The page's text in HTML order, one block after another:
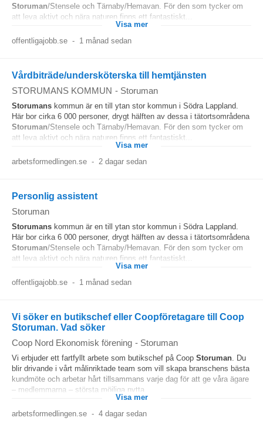
Storuman/Stensele och Tärnaby/Hemavan. För den som tycker om
att leva aktivt och nära naturen finns ett fantastiskt...
Visa mer
offentligajobb.se - 1 månad sedan
Vårdbiträde/undersköterska till hemtjänsten
STORUMANS KOMMUN - Storuman
Storumans kommun är en till ytan stor kommun i Södra Lappland.
Här bor cirka 6 000 personer, drygt hälften av dessa i tätortsområdena
Storuman/Stensele och Tärnaby/Hemavan. För den som tycker om
att leva aktivt och nära naturen finns ett fantastiskt...
Visa mer
arbetsformedlingen.se - 2 dagar sedan
Personlig assistent
Storuman
Storumans kommun är en till ytan stor kommun i Södra Lappland.
Här bor cirka 6 000 personer, drygt hälften av dessa i tätortsområdena
Storuman/Stensele och Tärnaby/Hemavan. För den som tycker om
att leva aktivt och nära naturen finns ett fantastiskt...
Visa mer
offentligajobb.se - 1 månad sedan
Vi söker en butikschef eller Coopföretagare till Coop
Storuman. Vad söker
Coop Nord Ekonomisk förening - Storuman
Vi erbjuder ett fartfyllt arbete som butikschef på Coop Storuman. Du
blir drivande i vårt målinriktade team som vill skapa branschens bästa
kundmöte och arbetar hårt tillsammans varje dag för att ge våra ägare
– medlemmarna – största möjliga nytta...
Visa mer
arbetsformedlingen.se - 4 dagar sedan